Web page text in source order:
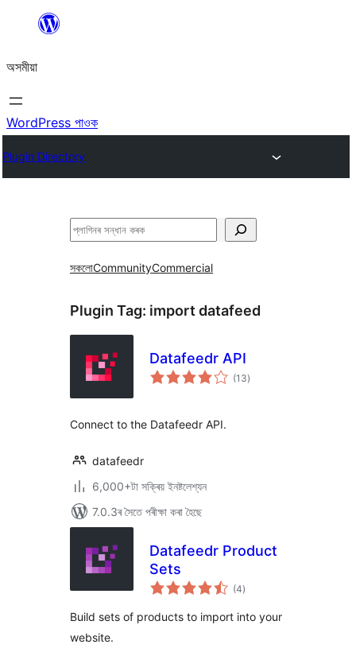
বিষয়বস্তুলৈ
যাওক
অসমীয়া
WordPress পাওক
Plugin Directory
সন্ধান
সকলোCommunityCommercial
Plugin Tag: import datafeed
Datafeedr API
(13টা
মুঠ)
Connect to the Datafeedr API.
datafeedr
6,000+টা সক্ৰিয় ইনষ্টলেশ্যন
7.0.3ৰ সৈতে পৰীক্ষা কৰা হৈছে
Datafeedr Product
Sets
(4টা
মুঠ)
Build sets of products to import into your
website.